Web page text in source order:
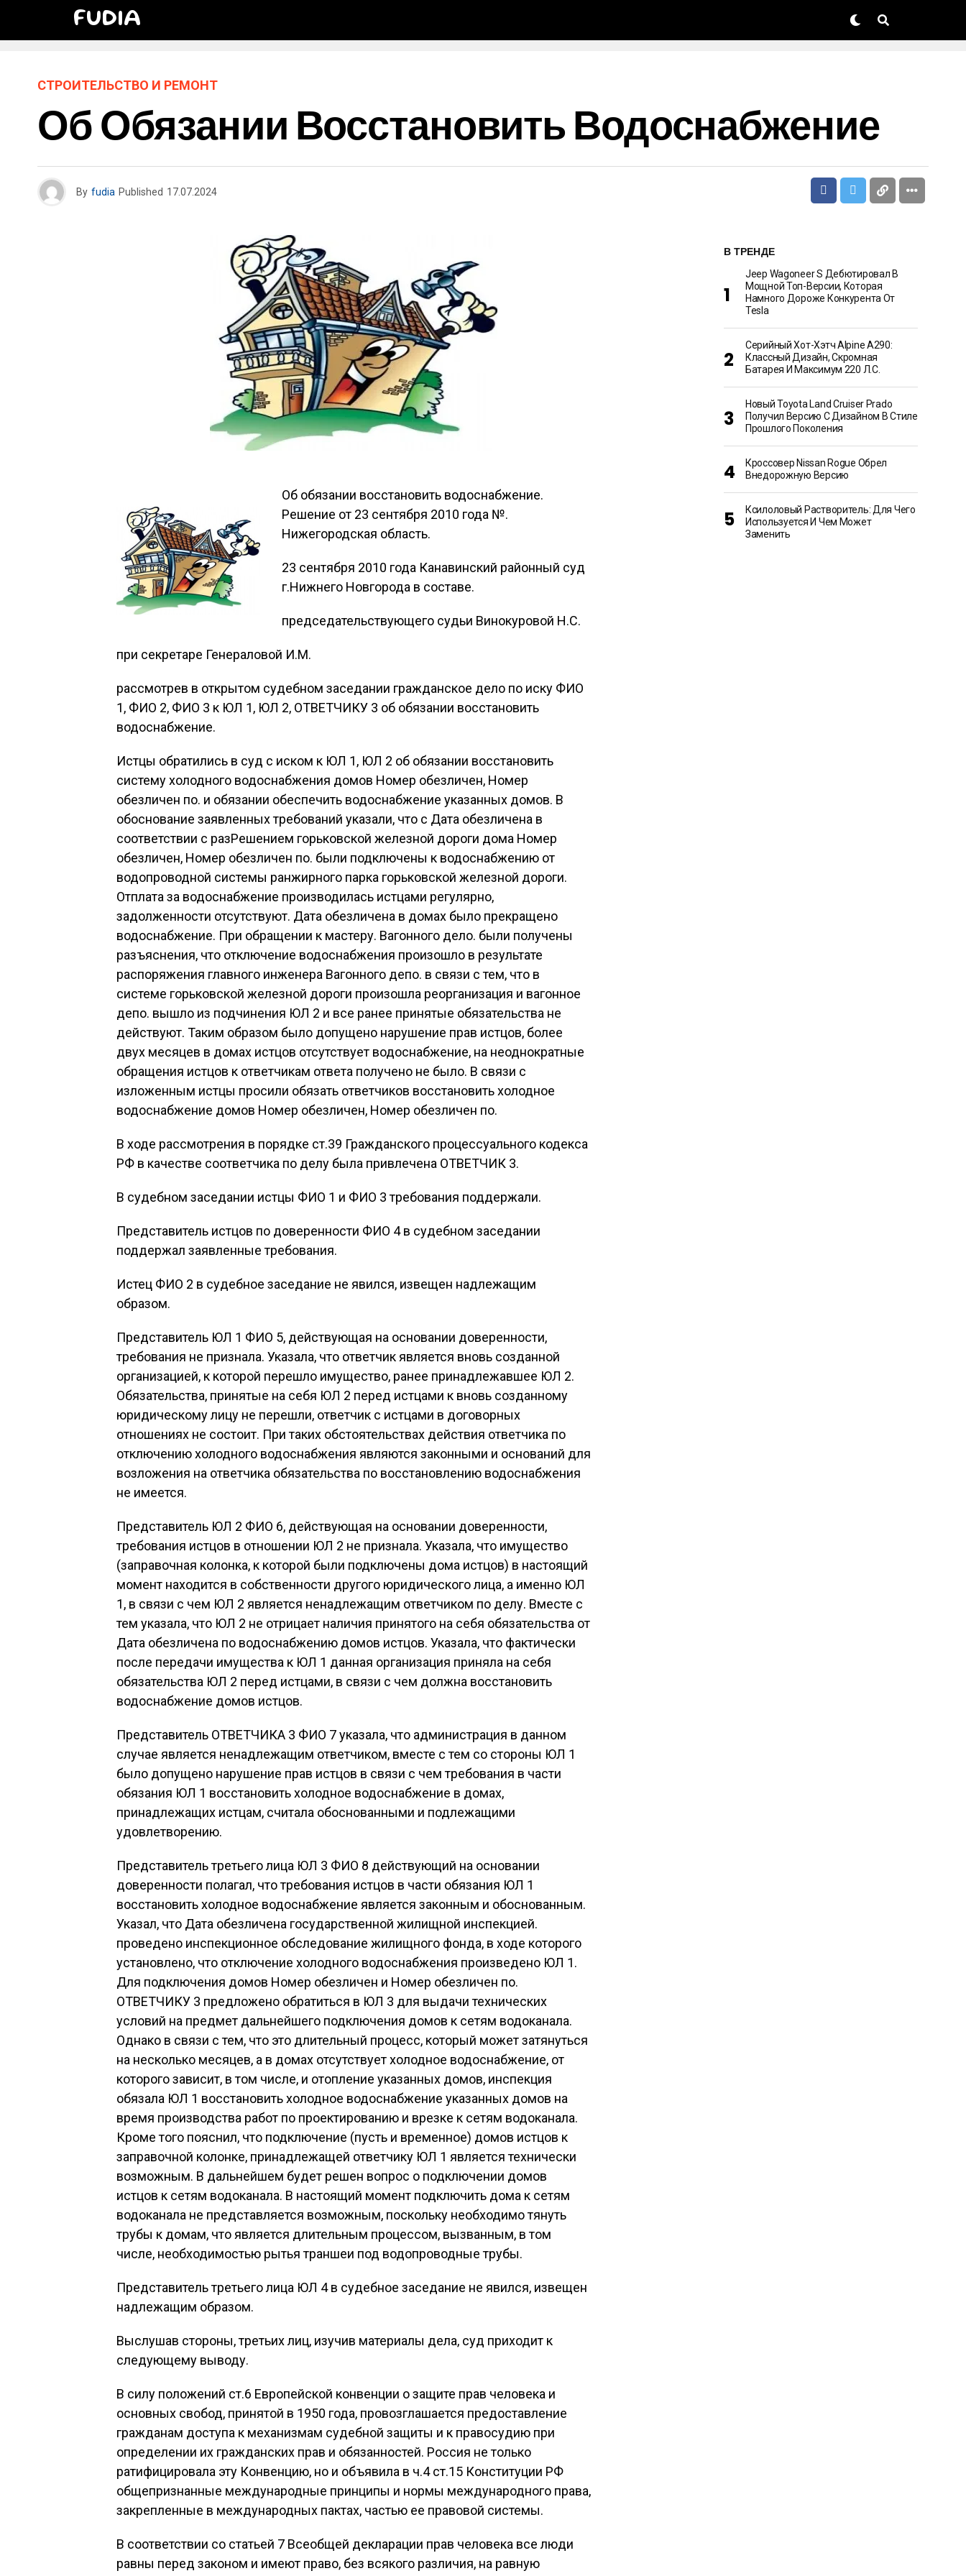
FUDIA
СТРОИТЕЛЬСТВО И РЕМОНТ
Об Обязании Восстановить Водоснабжение
By fudia Published 17.07.2024
Об обязании восстановить водоснабжение.
Решение от 23 сентября 2010 года №.
Нижегородская область.
23 сентября 2010 года Канавинский районный суд
г.Нижнего Новгорода в составе.
председательствующего судьи Винокуровой Н.С.
при секретаре Генераловой И.М.
рассмотрев в открытом судебном заседании гражданское дело по иску ФИО
1, ФИО 2, ФИО 3 к ЮЛ 1, ЮЛ 2, ОТВЕТЧИКУ 3 об обязании восстановить
водоснабжение.
Истцы обратились в суд с иском к ЮЛ 1, ЮЛ 2 об обязании восстановить
систему холодного водоснабжения домов Номер обезличен, Номер
обезличен по. и обязании обеспечить водоснабжение указанных домов. В
обоснование заявленных требований указали, что с Дата обезличена в
соответствии с разРешением горьковской железной дороги дома Номер
обезличен, Номер обезличен по. были подключены к водоснабжению от
водопроводной системы ранжирного парка горьковской железной дороги.
Отплата за водоснабжение производилась истцами регулярно,
задолженности отсутствуют. Дата обезличена в домах было прекращено
водоснабжение. При обращении к мастеру. Вагонного дело. были получены
разъяснения, что отключение водоснабжения произошло в результате
распоряжения главного инженера Вагонного депо. в связи с тем, что в
системе горьковской железной дороги произошла реорганизация и вагонное
депо. вышло из подчинения ЮЛ 2 и все ранее принятые обязательства не
действуют. Таким образом было допущено нарушение прав истцов, более
двух месяцев в домах истцов отсутствует водоснабжение, на неоднократные
обращения истцов к ответчикам ответа получено не было. В связи с
изложенным истцы просили обязать ответчиков восстановить холодное
водоснабжение домов Номер обезличен, Номер обезличен по.
В ходе рассмотрения в порядке ст.39 Гражданского процессуального кодекса
РФ в качестве соответчика по делу была привлечена ОТВЕТЧИК 3.
В судебном заседании истцы ФИО 1 и ФИО 3 требования поддержали.
Представитель истцов по доверенности ФИО 4 в судебном заседании
поддержал заявленные требования.
Истец ФИО 2 в судебное заседание не явился, извещен надлежащим
образом.
Представитель ЮЛ 1 ФИО 5, действующая на основании доверенности,
требования не признала. Указала, что ответчик является вновь созданной
организацией, к которой перешло имущество, ранее принадлежавшее ЮЛ 2.
Обязательства, принятые на себя ЮЛ 2 перед истцами к вновь созданному
юридическому лицу не перешли, ответчик с истцами в договорных
отношениях не состоит. При таких обстоятельствах действия ответчика по
отключению холодного водоснабжения являются законными и оснований для
возложения на ответчика обязательства по восстановлению водоснабжения
не имеется.
Представитель ЮЛ 2 ФИО 6, действующая на основании доверенности,
требования истцов в отношении ЮЛ 2 не признала. Указала, что имущество
(заправочная колонка, к которой были подключены дома истцов) в настоящий
момент находится в собственности другого юридического лица, а именно ЮЛ
1, в связи с чем ЮЛ 2 является ненадлежащим ответчиком по делу. Вместе с
тем указала, что ЮЛ 2 не отрицает наличия принятого на себя обязательства от
Дата обезличена по водоснабжению домов истцов. Указала, что фактически
после передачи имущества к ЮЛ 1 данная организация приняла на себя
обязательства ЮЛ 2 перед истцами, в связи с чем должна восстановить
водоснабжение домов истцов.
Представитель ОТВЕТЧИКА 3 ФИО 7 указала, что администрация в данном
случае является ненадлежащим ответчиком, вместе с тем со стороны ЮЛ 1
было допущено нарушение прав истцов в связи с чем требования в части
обязания ЮЛ 1 восстановить холодное водоснабжение в домах,
принадлежащих истцам, считала обоснованными и подлежащими
удовлетворению.
Представитель третьего лица ЮЛ 3 ФИО 8 действующий на основании
доверенности полагал, что требования истцов в части обязания ЮЛ 1
восстановить холодное водоснабжение является законным и обоснованным.
Указал, что Дата обезличена государственной жилищной инспекцией.
проведено инспекционное обследование жилищного фонда, в ходе которого
установлено, что отключение холодного водоснабжения произведено ЮЛ 1.
Для подключения домов Номер обезличен и Номер обезличен по.
ОТВЕТЧИКУ 3 предложено обратиться в ЮЛ 3 для выдачи технических
условий на предмет дальнейшего подключения домов к сетям водоканала.
Однако в связи с тем, что это длительный процесс, который может затянуться
на несколько месяцев, а в домах отсутствует холодное водоснабжение, от
которого зависит, в том числе, и отопление указанных домов, инспекция
обязала ЮЛ 1 восстановить холодное водоснабжение указанных домов на
время производства работ по проектированию и врезке к сетям водоканала.
Кроме того пояснил, что подключение (пусть и временное) домов истцов к
заправочной колонке, принадлежащей ответчику ЮЛ 1 является технически
возможным. В дальнейшем будет решен вопрос о подключении домов
истцов к сетям водоканала. В настоящий момент подключить дома к сетям
водоканала не представляется возможным, поскольку необходимо тянуть
трубы к домам, что является длительным процессом, вызванным, в том
числе, необходимостью рытья траншеи под водопроводные трубы.
Представитель третьего лица ЮЛ 4 в судебное заседание не явился, извещен
надлежащим образом.
Выслушав стороны, третьих лиц, изучив материалы дела, суд приходит к
следующему выводу.
В силу положений ст.6 Европейской конвенции о защите прав человека и
основных свобод, принятой в 1950 года, провозглашается предоставление
гражданам доступа к механизмам судебной защиты и к правосудию при
определении их гражданских прав и обязанностей. Россия не только
ратифицировала эту Конвенцию, но и объявила в ч.4 ст.15 Конституции РФ
общепризнанные международные принципы и нормы международного права,
закрепленные в международных пактах, частью ее правовой системы.
В соответствии со статьей 7 Всеобщей декларации прав человека все люди
равны перед законом и имеют право, без всякого различия, на равную
В ТРЕНДЕ
Jeep Wagoneer S Дебютировал В
Мощной Топ-Версии, Которая
Намного Дороже Конкурента От
Tesla
Серийный Хот-Хэтч Alpine A290:
Классный Дизайн, Скромная
Батарея И Максимум 220 Л.с.
Новый Toyota Land Cruiser Prado
Получил Версию С Дизайном В Стиле
Прошлого Поколения
Кроссовер Nissan Rogue Обрел
Внедорожную Версию
Ксилоловый Растворитель: Для Чего
Используется И Чем Может
Заменить